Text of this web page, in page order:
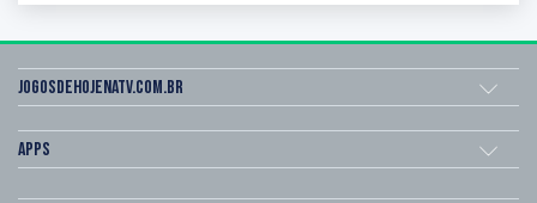
Jogosdehojenatv.com.br
Apps